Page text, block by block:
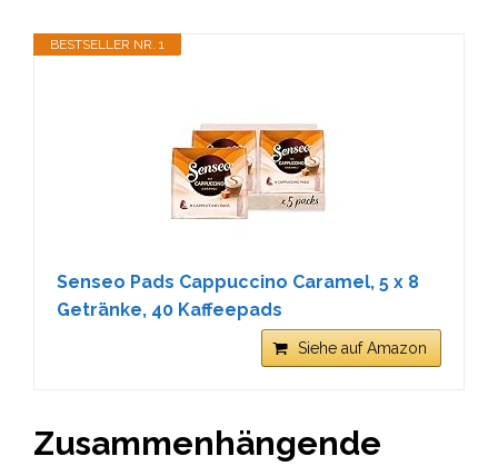
BESTSELLER NR. 1
Senseo Pads Cappuccino Caramel, 5 x 8
Getränke, 40 Kaffeepads
Siehe auf Amazon
Zusammenhängende